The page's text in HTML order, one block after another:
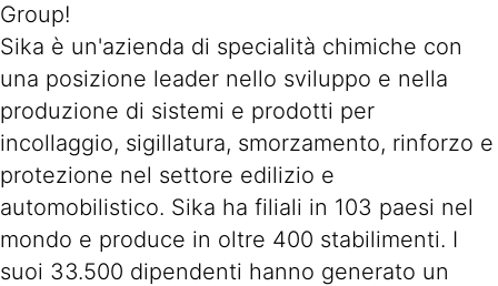
Group!
Sika è un'azienda di specialità chimiche con
una posizione leader nello sviluppo e nella
produzione di sistemi e prodotti per
incollaggio, sigillatura, smorzamento, rinforzo e
protezione nel settore edilizio e
automobilistico. Sika ha filiali in 103 paesi nel
mondo e produce in oltre 400 stabilimenti. I
suoi 33.500 dipendenti hanno generato un